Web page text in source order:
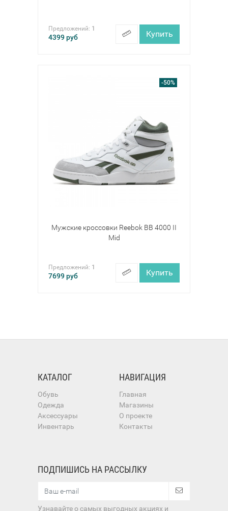
Предложений: 1
4399руб Купить
-50%
Мужские кроссовки Reebok BB 4000 II
Mid
Предложений: 1
7699руб Купить
КАТАЛОГ
Обувь
Одежда
Аксессуары
Инвентарь
НАВИГАЦИЯ
Главная
Магазины
О проекте
Контакты
ПОДПИШИСЬ НА РАССЫЛКУ
Узнавайте о самых выгодных акциях и